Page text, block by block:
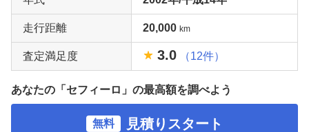
走行距離 20,000 km
査定満足度 3.0 （12件）
あなたの「セフィーロ」の最高額を調べよう
無料 見積りスタート